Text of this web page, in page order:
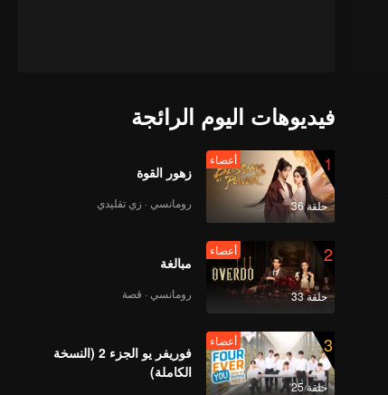
فيديوهات اليوم الرائجة
1
حلقة 36
أعضاء
زهور القوة
رومانسي · زي تقليدي
2
حلقة 33
أعضاء
مبالغة
رومانسي · قصة
3
حلقة 25
أعضاء
فوريفر يو الجزء 2 (النسخة
الكاملة)